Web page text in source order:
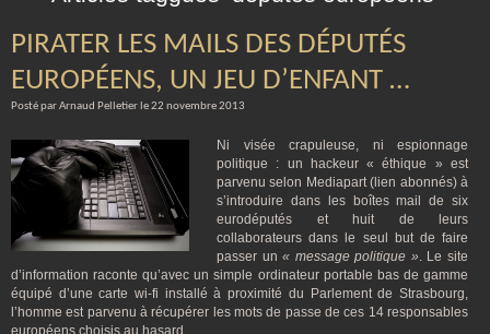
PIRATER LES MAILS DES DÉPUTÉS
EUROPÉENS, UN JEU D’ENFANT …
Posté par Arnaud Pelletier le 22 novembre 2013
Ni visée crapuleuse, ni espionnage
politique : un hackeur « éthique » est
parvenu selon Mediapart (lien abonnés) à
s’introduire dans les boîtes mail de six
eurodéputés et huit de leurs
collaborateurs dans le seul but de faire
passer un« message politique ». Le site
d’information raconte qu’avec un simple ordinateur portable bas de gamme
équipé d’une carte wi-fi installé à proximité du Parlement de Strasbourg,
l’homme est parvenu à récupérer les mots de passe de ces 14 responsables
européens choisis au hasard.